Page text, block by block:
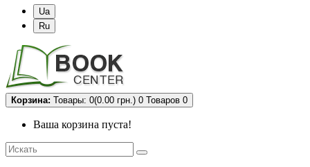
Ua
Ru
Корзина: Товары: 0(0.00 грн.) 0 Товаров 0
Ваша корзина пуста!